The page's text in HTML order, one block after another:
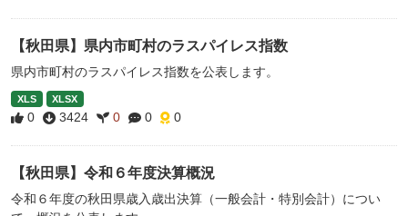
【秋田県】県内市町村のラスパイレス指数
県内市町村のラスパイレス指数を公表します。
XLS XLSX
0 3424 0 0 0
【秋田県】令和６年度決算概況
令和６年度の秋田県歳入歳出決算（一般会計・特別会計）につい